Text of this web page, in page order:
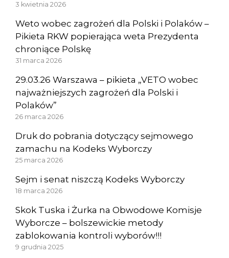
3 kwietnia 2026
Weto wobec zagrożeń dla Polski i Polaków –
Pikieta RKW popierająca weta Prezydenta
chroniące Polskę
31 marca 2026
29.03.26 Warszawa – pikieta „VETO wobec
najważniejszych zagrożeń dla Polski i
Polaków”
26 marca 2026
Druk do pobrania dotyczący sejmowego
zamachu na Kodeks Wyborczy
25 marca 2026
Sejm i senat niszczą Kodeks Wyborczy
18 marca 2026
Skok Tuska i Żurka na Obwodowe Komisje
Wyborcze – bolszewickie metody
zablokowania kontroli wyborów!!!
9 grudnia 2025